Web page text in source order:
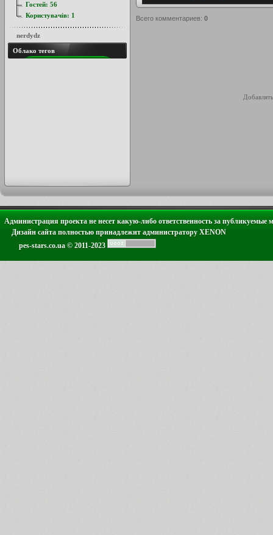
Всего комментариев: 0
Гостей: 56
Користувачів: 1
nerdydz
Облако тегов
Администрация проекта не несет какую-либо ответственность за публикуемые
Дизайн сайта полностью принадлежит администратору XENON
pes-stars.co.ua © 2011-2023